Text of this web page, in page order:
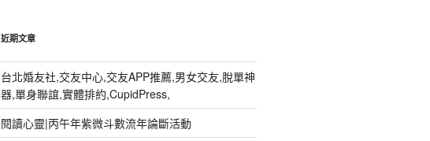
近期文章
台北婚友社,交友中心,交友APP推薦,男女交友,脫單神
器,單身聯誼,實體排約,CupidPress,
閱讀心靈|丙午年紫微斗數流年論斷活動